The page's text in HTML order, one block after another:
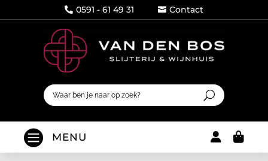
 0591 - 61 49 31  Contact
 MENU 